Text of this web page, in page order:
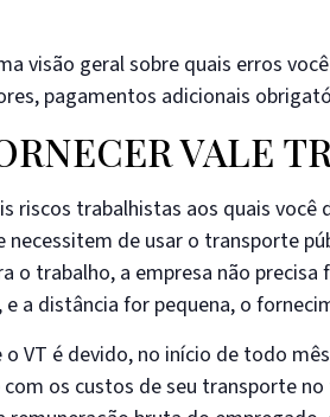
visão geral sobre quais erros
pagamentos adicionais
VALE
riscos trabalhistas aos quais
necessitem de usar o transporte
o trabalho, a empresa não
a distância for pequena, o
o VT é devido, no início de todo
os custos de seu transporte